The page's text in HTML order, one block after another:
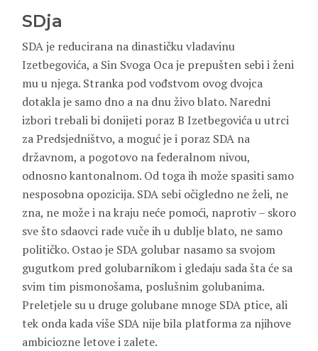
SDja
SDA je reducirana na dinastičku vladavinu
Izetbegovića, a Sin Svoga Oca je prepušten sebi i ženi
mu u njega. Stranka pod vođstvom ovog dvojca
dotakla je samo dno a na dnu živo blato. Naredni
izbori trebali bi donijeti poraz B Izetbegovića u utrci
za Predsjedništvo, a moguć je i poraz SDA na
državnom, a pogotovo na federalnom nivou,
odnosno kantonalnom. Od toga ih može spasiti samo
nesposobna opozicija. SDA sebi očigledno ne želi, ne
zna, ne može i na kraju neće pomoći, naprotiv – skoro
sve što sdaovci rade vuče ih u dublje blato, ne samo
političko. Ostao je SDA golubar nasamo sa svojom
gugutkom pred golubarnikom i gledaju sada šta će sa
svim tim pismonošama, poslušnim golubanima.
Preletjele su u druge golubane mnoge SDA ptice, ali
tek onda kada više SDA nije bila platforma za njihove
ambiciozne letove i zalete.